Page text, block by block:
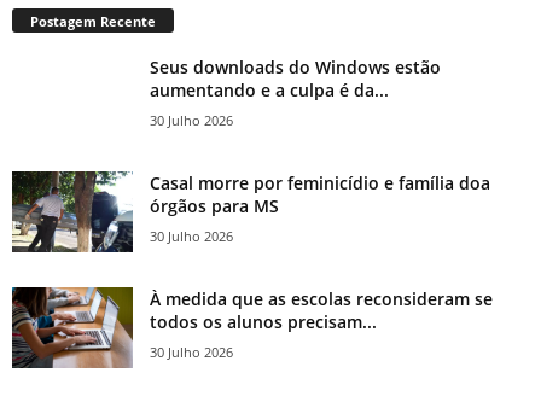
Postagem Recente
Seus downloads do Windows estão
aumentando e a culpa é da...
30 Julho 2026
Casal morre por feminicídio e família doa
órgãos para MS
30 Julho 2026
À medida que as escolas reconsideram se
todos os alunos precisam...
30 Julho 2026